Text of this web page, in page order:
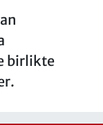
birlikte